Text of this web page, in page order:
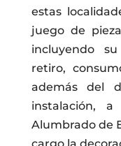
estas
juego de
incluyendo
retiro,
además del
instalación,
Alumbrado de